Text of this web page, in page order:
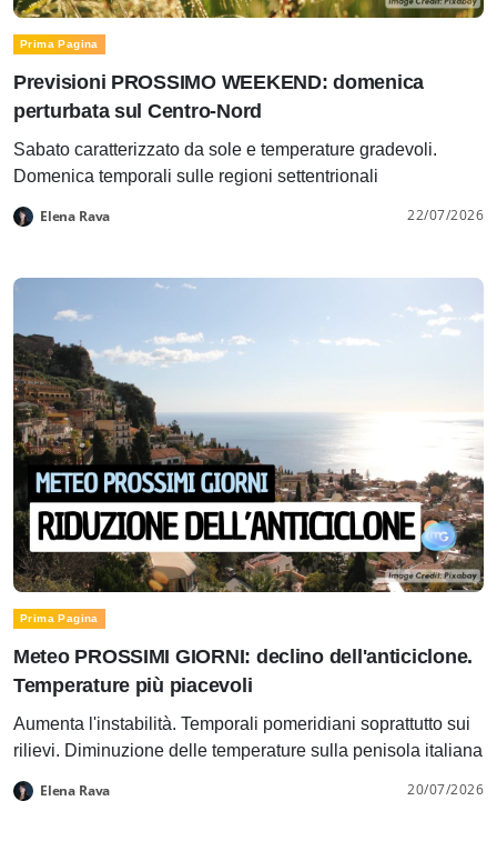
Prima Pagina
Previsioni PROSSIMO WEEKEND: domenica
perturbata sul Centro-Nord
Sabato caratterizzato da sole e temperature gradevoli.
Domenica temporali sulle regioni settentrionali
Elena Rava 22/07/2026
Prima Pagina
Meteo PROSSIMI GIORNI: declino dell'anticiclone.
Temperature più piacevoli
Aumenta l'instabilità. Temporali pomeridiani soprattutto sui
rilievi. Diminuzione delle temperature sulla penisola italiana
Elena Rava 20/07/2026